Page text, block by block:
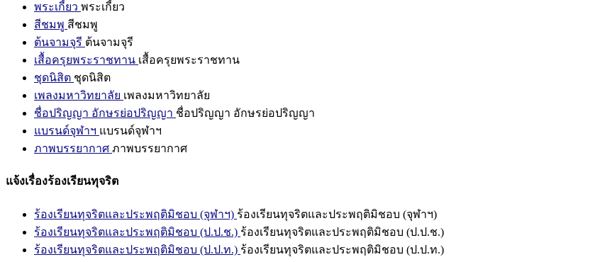
พระเกี้ยว พระเกี้ยว
สีชมพู สีชมพู
ต้นจามจุรี ต้นจามจุรี
เสื้อครุยพระราชทาน เสื้อครุยพระราชทาน
ชุดนิสิต ชุดนิสิต
เพลงมหาวิทยาลัย เพลงมหาวิทยาลัย
ชื่อปริญญา อักษรย่อปริญญา ชื่อปริญญา อักษรย่อปริญญา
แบรนด์จุฬาฯ แบรนด์จุฬาฯ
ภาพบรรยากาศ ภาพบรรยากาศ
แจ้งเรื่องร้องเรียนทุจริต
ร้องเรียนทุจริตและประพฤติมิชอบ (จุฬาฯ) ร้องเรียนทุจริตและประพฤติมิชอบ (จุฬาฯ)
ร้องเรียนทุจริตและประพฤติมิชอบ (ป.ป.ช.) ร้องเรียนทุจริตและประพฤติมิชอบ (ป.ป.ช.)
ร้องเรียนทุจริตและประพฤติมิชอบ (ป.ป.ท.) ร้องเรียนทุจริตและประพฤติมิชอบ (ป.ป.ท.)